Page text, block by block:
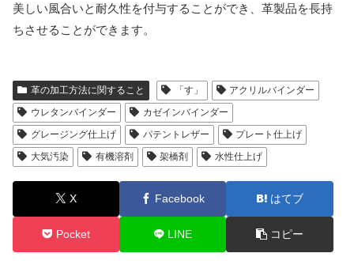
美しい風合いと耐久性を付与することができ、革製品を長持
ちさせることができます。
革の加工方法に関すること 「す」
アクリルバインダー
ウレタンバインダー
カゼインバインダー
グレージング仕上げ
パテントレザー
プレート仕上げ
大気汚染
有機溶剤 架橋剤 水性仕上げ
X Facebook はてブ
Pocket LINE コピー